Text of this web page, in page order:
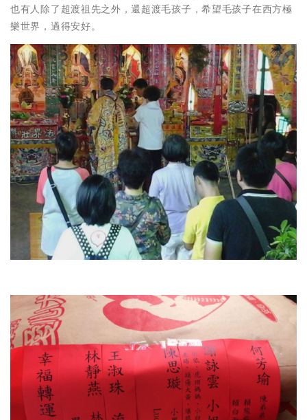
也有人除了超渡祖先之外，還超渡毛孩子，希望毛孩子在西方極
樂世界，過得安好。